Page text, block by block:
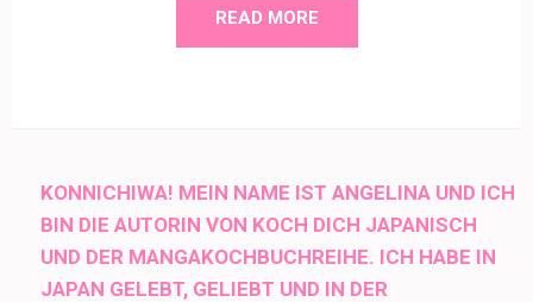
READ MORE
KONNICHIWA! MEIN NAME IST ANGELINA UND ICH
BIN DIE AUTORIN VON KOCH DICH JAPANISCH
UND DER MANGAKOCHBUCHREIHE. ICH HABE IN
JAPAN GELEBT, GELIEBT UND IN DER